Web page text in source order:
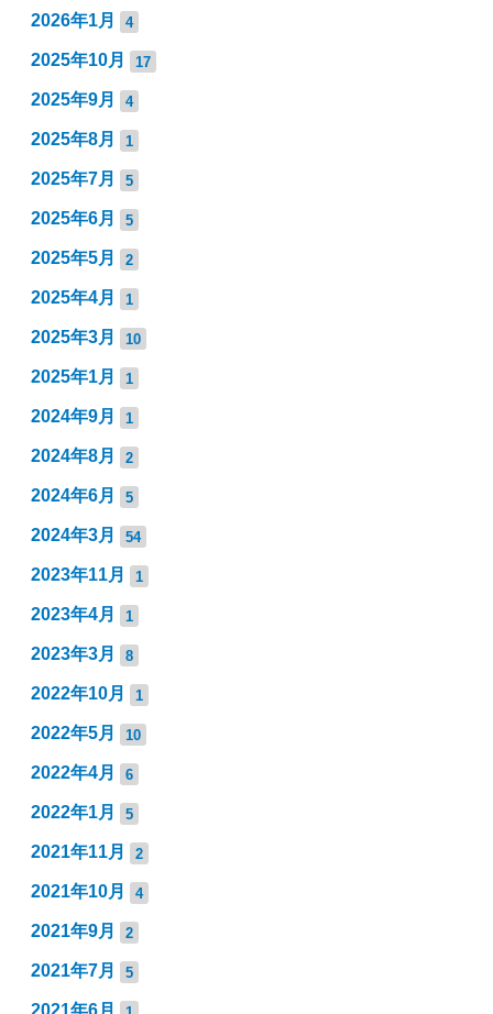
2026年1月 4
2025年10月 17
2025年9月 4
2025年8月 1
2025年7月 5
2025年6月 5
2025年5月 2
2025年4月 1
2025年3月 10
2025年1月 1
2024年9月 1
2024年8月 2
2024年6月 5
2024年3月 54
2023年11月 1
2023年4月 1
2023年3月 8
2022年10月 1
2022年5月 10
2022年4月 6
2022年1月 5
2021年11月 2
2021年10月 4
2021年9月 2
2021年7月 5